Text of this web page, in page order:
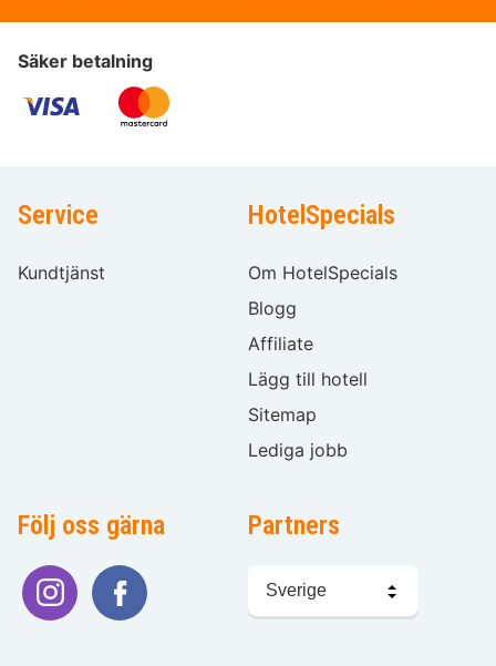
Säker betalning
Service
Kundtjänst
HotelSpecials
Om HotelSpecials
Blogg
Affiliate
Lägg till hotell
Sitemap
Lediga jobb
Följ oss gärna Partners
språk